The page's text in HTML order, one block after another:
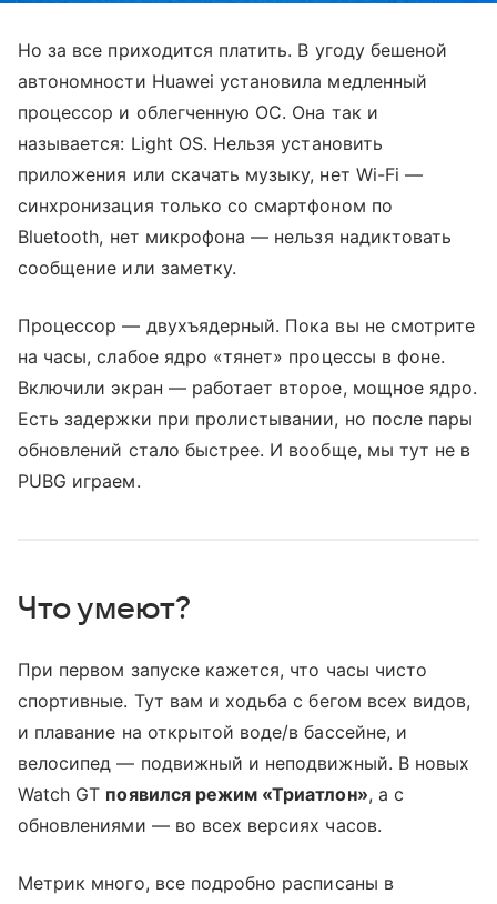
Но за все приходится платить. В угоду бешеной
автономности Huawei установила медленный
процессор и облегченную ОС. Она так и
называется: Light OS. Нельзя установить
приложения или скачать музыку, нет Wi-Fi —
синхронизация только со смартфоном по
Bluetooth, нет микрофона — нельзя надиктовать
сообщение или заметку.
Процессор — двухъядерный. Пока вы не смотрите
на часы, слабое ядро «тянет» процессы в фоне.
Включили экран — работает второе, мощное ядро.
Есть задержки при пролистывании, но после пары
обновлений стало быстрее. И вообще, мы тут не в
PUBG играем.
Что умеют?
При первом запуске кажется, что часы чисто
спортивные. Тут вам и ходьба с бегом всех видов,
и плавание на открытой воде/в бассейне, и
велосипед — подвижный и неподвижный. В новых
Watch GT появился режим «Триатлон», а с
обновлениями — во всех версиях часов.
Метрик много, все подробно расписаны в